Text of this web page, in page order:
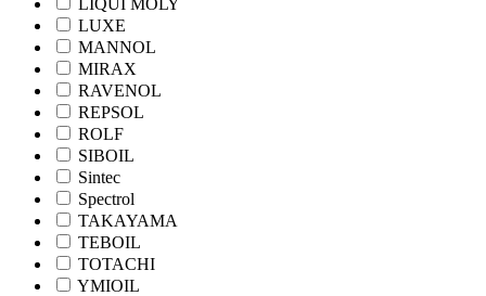
LIQUI MOLY
LUXE
MANNOL
MIRAX
RAVENOL
REPSOL
ROLF
SIBOIL
Sintec
Spectrol
TAKAYAMA
TEBOIL
TOTACHI
YMIOIL